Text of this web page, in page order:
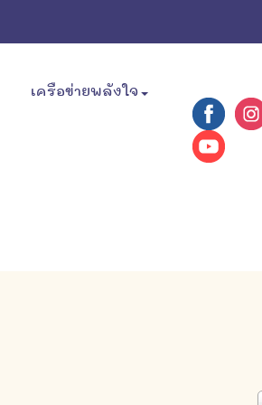
เครือข่ายพลังใจ